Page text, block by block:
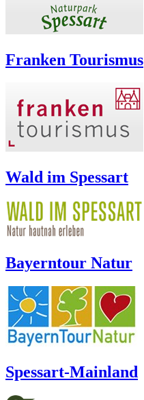
Franken Tourismus
Wald im Spessart
Bayerntour Natur
Spessart-Mainland